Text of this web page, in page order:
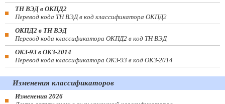
ТН ВЭД в ОКПД2
Перевод кода ТН ВЭД в код классификатора ОКПД2
ОКПД2 в ТН ВЭД
Перевод кода классификатора ОКПД2 в код ТН ВЭД
ОКЗ-93 в ОКЗ-2014
Перевод кода классификатора ОКЗ-93 в код ОКЗ-2014
Изменения классификаторов
Изменения 2026